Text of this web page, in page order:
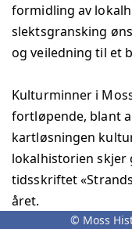
formidling av
slektsgransking
og veiledning til et
Kulturminner i
fortløpende, blant
kartløsningen
lokalhistorien
tidsskriftet
året.
© Moss